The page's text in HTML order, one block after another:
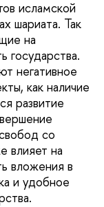
исламской
шариата. Так
на
государства.
негативное
как наличие
развитие
со
влияет на
вложения в
и удобное